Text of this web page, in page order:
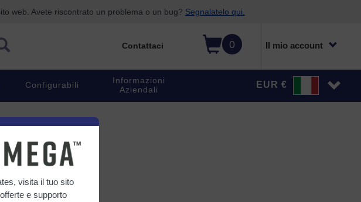
web. Avete riscontrato un problema o un bug? Segnalatelo qui.
0 Il mio account
Contattaci
Configurabili
Informazioni
Aziendali
EUR €
, visita il tuo sito
e supporto